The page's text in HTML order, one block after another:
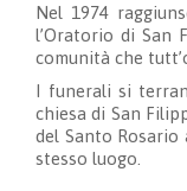
Nel 1974
l’Oratorio di San
comunità che
I funerali si
chiesa di San
del Santo Rosario
stesso luogo.